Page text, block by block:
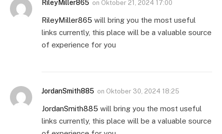
RileyMiller865 on Oktober 21, 2024 17:00
RileyMiller865 will bring you the most useful
links currently, this place will be a valuable source
of experience for you
JordanSmith885 on Oktober 30, 2024 18:25
JordanSmith885 will bring you the most useful
links currently, this place will be a valuable source